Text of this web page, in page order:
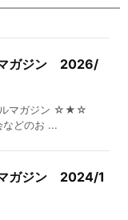
マガジン 2026/
マガジン ☆★☆
などのお ...
ガジン 2024/1